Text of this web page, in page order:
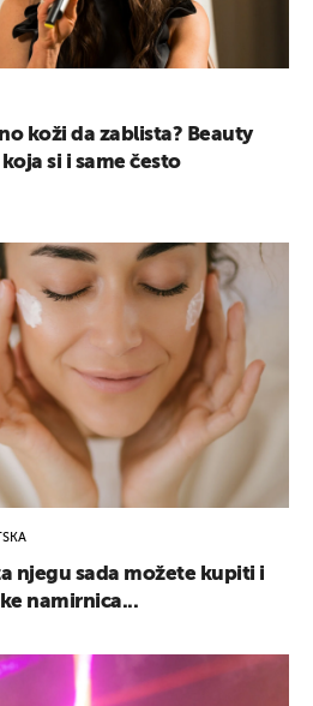
koži da zablista? Beauty
si i same često
njegu sada možete kupiti i
namirnica...